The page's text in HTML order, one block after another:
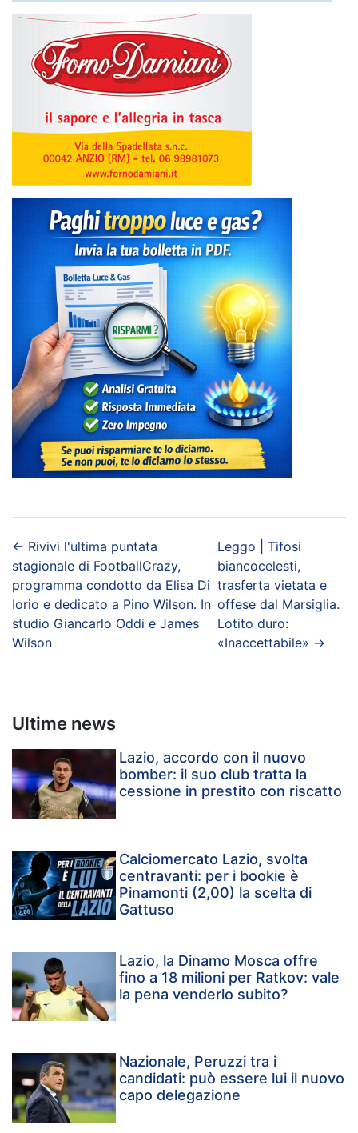
← Rivivi l'ultima puntata
stagionale di FootballCrazy,
programma condotto da Elisa Di
Iorio e dedicato a Pino Wilson. In
studio Giancarlo Oddi e James
Wilson
Leggo | Tifosi
biancocelesti,
trasferta vietata e
offese dal Marsiglia.
Lotito duro:
«Inaccettabile» →
Ultime news
Lazio, accordo con il nuovo
bomber: il suo club tratta la
cessione in prestito con riscatto
Calciomercato Lazio, svolta
centravanti: per i bookie è
Pinamonti (2,00) la scelta di
Gattuso
Lazio, la Dinamo Mosca offre
fino a 18 milioni per Ratkov: vale
la pena venderlo subito?
Nazionale, Peruzzi tra i
candidati: può essere lui il nuovo
capo delegazione